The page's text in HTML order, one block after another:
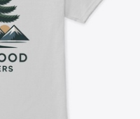
lugar
coisa